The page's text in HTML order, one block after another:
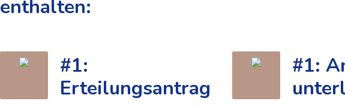
enthalten:
#1:
Erteilungsantrag
#1: